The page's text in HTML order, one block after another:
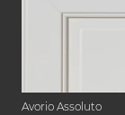
Avorio Assoluto